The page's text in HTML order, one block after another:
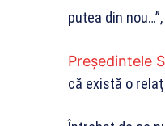
putea din
Preşedintele
că există o